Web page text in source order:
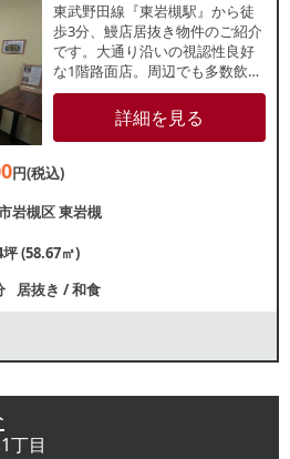
東武野田線『東岩槻駅』から徒
歩3分、鰻店居抜き物件のご紹介
です。大通り沿いの視認性良好
な1階路面店。周辺でも多数飲食
店が盛業中で、あたりには住宅
街が広がっており、地域住民の
集客が期待できます。諸条件
い。
詳細を見る
円(税込)
岩槻区東岩槻
(58.67㎡)
居抜き /和食
丁目